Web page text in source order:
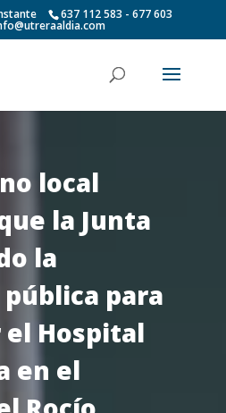
637 112 583 - 677 603
local
la Junta
la
para
Hospital
en el